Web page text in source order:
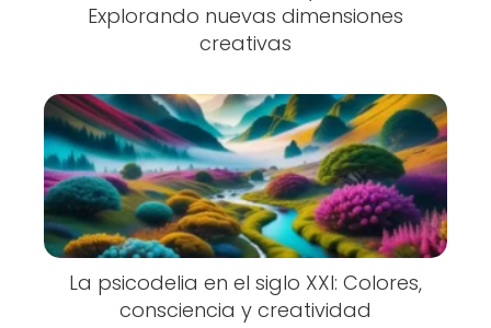
Explorando nuevas dimensiones
creativas
La psicodelia en el siglo XXI: Colores,
consciencia y creatividad